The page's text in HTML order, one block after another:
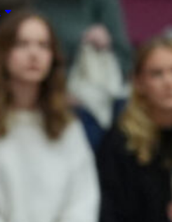
08.08.2026 00:37
16-
pojat
kisojen